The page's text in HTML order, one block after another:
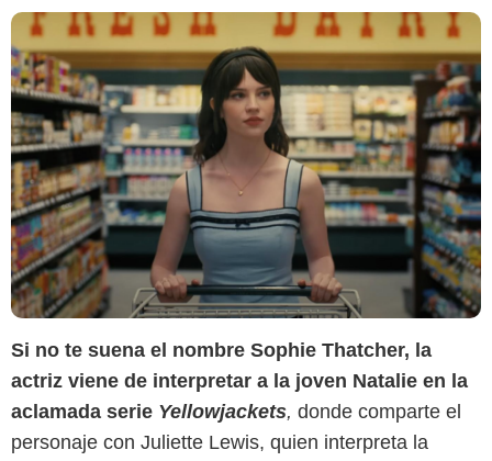
Si no te suena el nombre Sophie Thatcher, la
actriz viene de interpretar a la joven Natalie en la
aclamada serie Yellowjackets, donde comparte el
personaje con Juliette Lewis, quien interpreta la